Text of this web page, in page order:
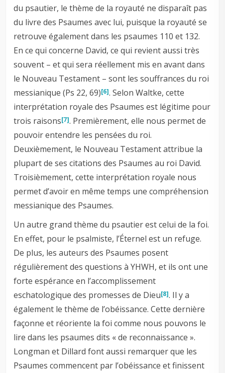
du psautier, le thème de la royauté ne disparaît pas
du livre des Psaumes avec lui, puisque la royauté se
retrouve également dans les psaumes 110 et 132.
En ce qui concerne David, ce qui revient aussi très
souvent – et qui sera réellement mis en avant dans
le Nouveau Testament – sont les souffrances du roi
messianique (Ps 22, 69)[6]. Selon Waltke, cette
interprétation royale des Psaumes est légitime pour
trois raisons[7]. Premièrement, elle nous permet de
pouvoir entendre les pensées du roi.
Deuxièmement, le Nouveau Testament attribue la
plupart de ses citations des Psaumes au roi David.
Troisièmement, cette interprétation royale nous
permet d’avoir en même temps une compréhension
messianique des Psaumes.
Un autre grand thème du psautier est celui de la foi.
En effet, pour le psalmiste, l’Éternel est un refuge.
De plus, les auteurs des Psaumes posent
régulièrement des questions à YHWH, et ils ont une
forte espérance en l’accomplissement
eschatologique des promesses de Dieu[8]. Il y a
également le thème de l’obéissance. Cette dernière
façonne et réoriente la foi comme nous pouvons le
lire dans les psaumes dits « de reconnaissance ».
Longman et Dillard font aussi remarquer que les
Psaumes commencent par l’obéissance et finissent